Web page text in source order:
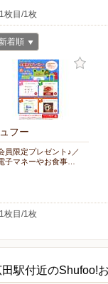
枚目/1枚
新着順
フー
員限定プレゼント♪／
子マネーやお食事…
枚目/1枚
田駅付近のShufoo!